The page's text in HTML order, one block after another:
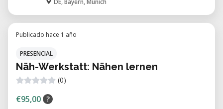
DE, Bayern, Munich
Publicado hace 1 año
PRESENCIAL
Näh-Werkstatt: Nähen lernen
(0)
€95,00 ?